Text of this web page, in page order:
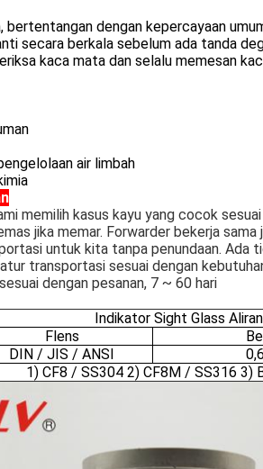
bertentangan dengan kepercayaan
secara berkala sebelum ada tanda
kaca mata dan selalu memesan
air limbah
memilih kasus kayu yang cocok
jika memar. Forwarder bekerja sama
untuk kita tanpa penundaan. Ada
transportasi sesuai dengan
dengan pesanan, 7 ~ 60 hari
Indikator Sight Glass Aliran
Flens
DIN / JIS / ANSI
1) CF8 / SS304 2) CF8M / SS316 3)